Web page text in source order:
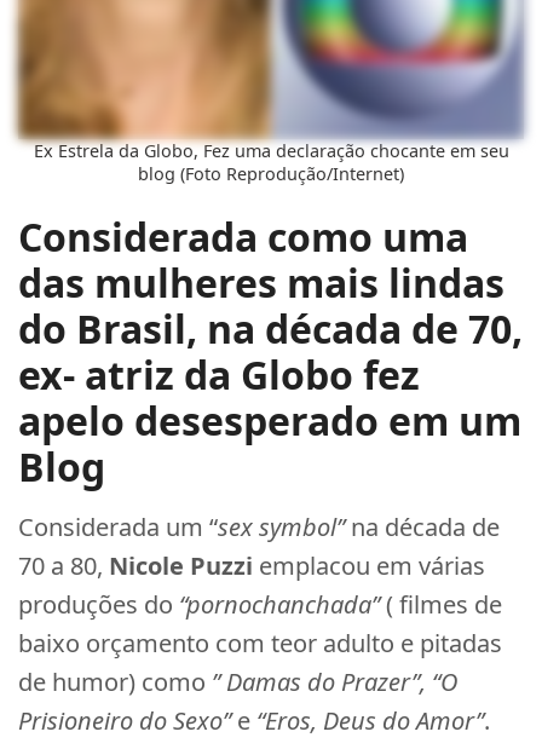
Ex Estrela da Globo, Fez uma declaração chocante em seu
blog (Foto Reprodução/Internet)
Considerada como uma
das mulheres mais lindas
do Brasil, na década de 70,
ex- atriz da Globo fez
apelo desesperado em um
Blog
Considerada um “sex symbol”na década de
70 a 80, Nicole Puzzi emplacou em várias
produções do “pornochanchada”( filmes de
baixo orçamento com teor adulto e pitadas
de humor) como ” Damas do Prazer”, “O
Prisioneiro do Sexo”e “Eros, Deus do Amor”.